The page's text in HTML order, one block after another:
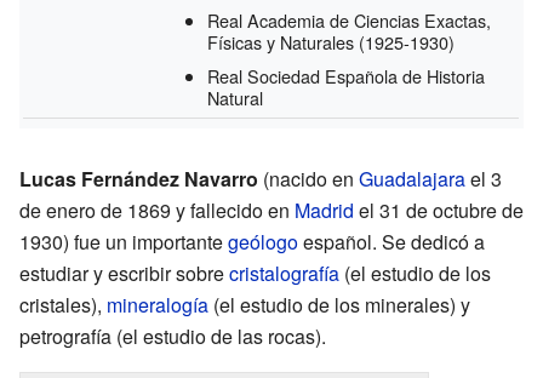
Real Academia de Ciencias Exactas,
Físicas y Naturales (1925-1930)
Real Sociedad Española de Historia
Natural
Lucas Fernández Navarro (nacido en Guadalajarael 3
de enero de 1869 y fallecido en Madrid el 31 de octubre de
1930) fue un importantegeólogoespañol. Se dedicó a
estudiar y escribir sobrecristalografía (el estudio de los
cristales), mineralogía (el estudio de los minerales) y
petrografía (el estudio de las rocas).